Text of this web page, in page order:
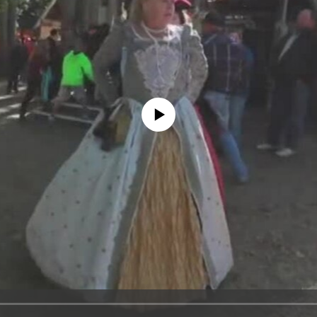
No media source currently available